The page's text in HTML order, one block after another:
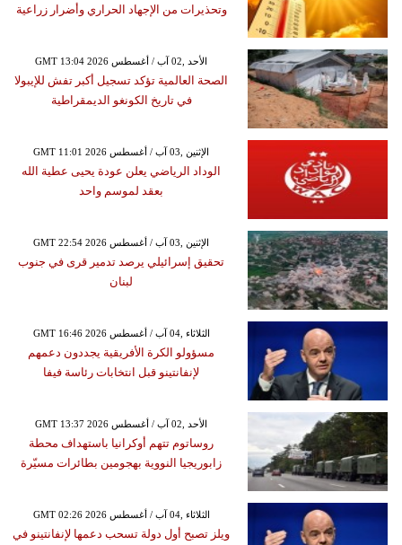
وتحذيرات من الإجهاد الحراري وأضرار زراعية
GMT 13:04 2026 الأحد ,02 آب / أغسطس
الصحة العالمية تؤكد تسجيل أكبر تفش للإيبولا
في تاريخ الكونغو الديمقراطية
GMT 11:01 2026 الإثنين ,03 آب / أغسطس
الوداد الرياضي يعلن عودة يحيى عطية الله
بعقد لموسم واحد
GMT 22:54 2026 الإثنين ,03 آب / أغسطس
تحقيق إسرائيلي يرصد تدمير قرى في جنوب
لبنان
GMT 16:46 2026 الثلاثاء ,04 آب / أغسطس
مسؤولو الكرة الأفريقية يجددون دعمهم
لإنفانتينو قبل انتخابات رئاسة فيفا
GMT 13:37 2026 الأحد ,02 آب / أغسطس
روساتوم تتهم أوكرانيا باستهداف محطة
زابوريجيا النووية بهجومين بطائرات مسيّرة
GMT 02:26 2026 الثلاثاء ,04 آب / أغسطس
ويلز تصبح أول دولة تسحب دعمها لإنفانتينو في